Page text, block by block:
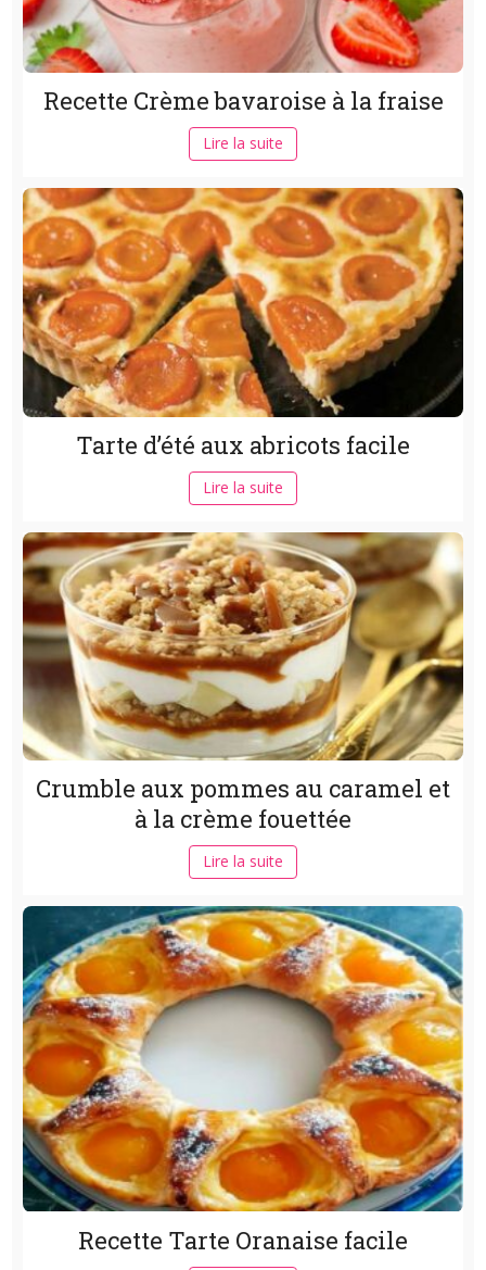
Recette Crème bavaroise à la fraise
Lire la suite
Tarte d’été aux abricots facile
Lire la suite
Crumble aux pommes au caramel et
à la crème fouettée
Lire la suite
Recette Tarte Oranaise facile